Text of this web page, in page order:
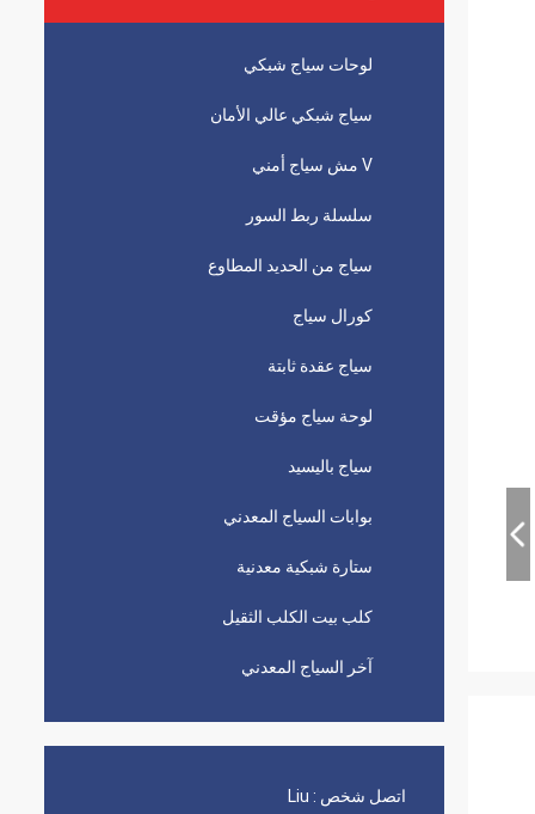
لوحات سياج شبكي
سياج شبكي عالي الأمان
V مش سياج أمني
سلسلة ربط السور
سياج من الحديد المطاوع
كورال سياج
سياج عقدة ثابتة
لوحة سياج مؤقت
سياج باليسيد
بوابات السياج المعدني
ستارة شبكية معدنية
كلب بيت الكلب الثقيل
آخر السياج المعدني
اتصل شخص : Liu